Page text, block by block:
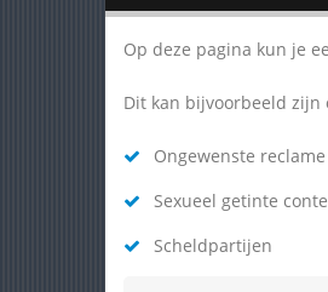
Op deze pagina kun je
Dit kan bijvoorbeeld zijn
Ongewenste reclame
Sexueel getinte
Scheldpartijen